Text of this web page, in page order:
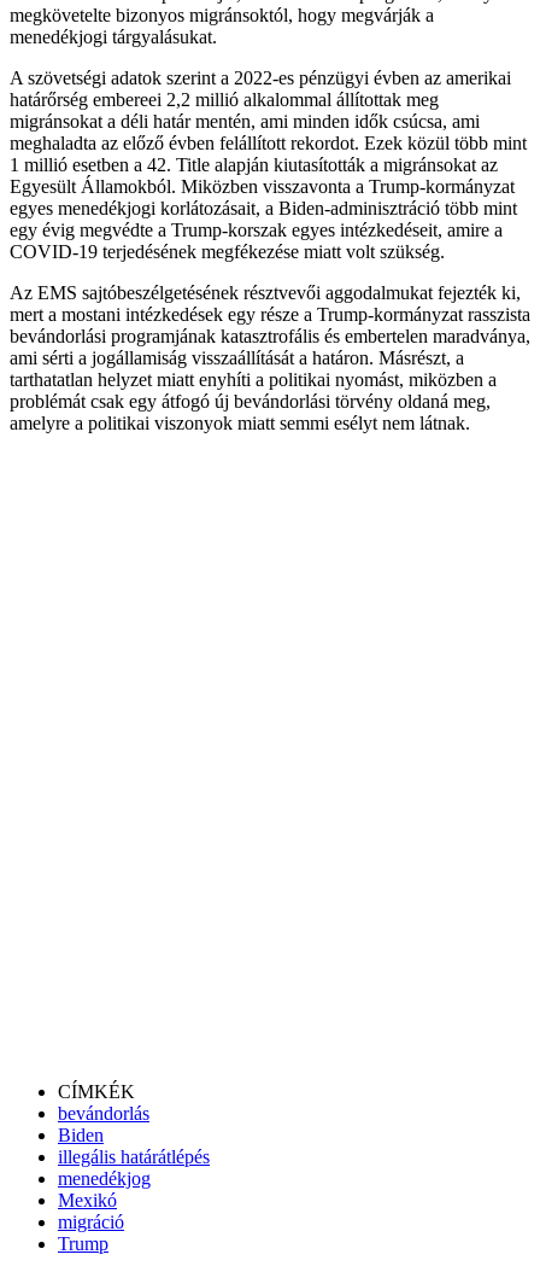
megkövetelte bizonyos migránsoktól, hogy megvárják a
menedékjogi tárgyalásukat.
A szövetségi adatok szerint a 2022-es pénzügyi évben az amerikai
határőrség embereei 2,2 millió alkalommal állítottak meg
migránsokat a déli határ mentén, ami minden idők csúcsa, ami
meghaladta az előző évben felállított rekordot. Ezek közül több mint
1 millió esetben a 42. Title alapján kiutasították a migránsokat az
Egyesült Államokból. Miközben visszavonta a Trump-kormányzat
egyes menedékjogi korlátozásait, a Biden-adminisztráció több mint
egy évig megvédte a Trump-korszak egyes intézkedéseit, amire a
COVID-19 terjedésének megfékezése miatt volt szükség.
Az EMS sajtóbeszélgetésének résztvevői aggodalmukat fejezték ki,
mert a mostani intézkedések egy része a Trump-kormányzat rasszista
bevándorlási programjának katasztrofális és embertelen maradványa,
ami sérti a jogállamiság visszaállítását a határon. Másrészt, a
tarthatatlan helyzet miatt enyhíti a politikai nyomást, miközben a
problémát csak egy átfogó új bevándorlási törvény oldaná meg,
amelyre a politikai viszonyok miatt semmi esélyt nem látnak.
CÍMKÉK
bevándorlás
Biden
illegális határátlépés
menedékjog
Mexikó
migráció
Trump